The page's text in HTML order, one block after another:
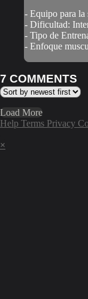
- Equipo para la
- Dificultad:
- Tipo de
- Enfoque
7 COMMENTS
Load More
Help Terms Privacy
×